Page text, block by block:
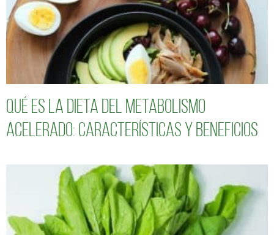
Qué es la dieta del metabolismo
acelerado: características y beneficios